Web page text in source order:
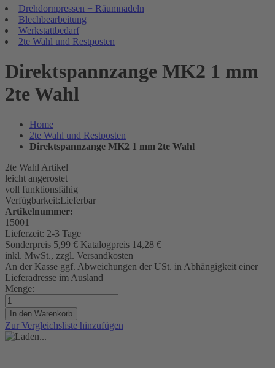
Drehdornpressen + Räumnadeln
Blechbearbeitung
Werkstattbedarf
2te Wahl und Restposten
Direktspannzange MK2 1 mm
2te Wahl
Home
2te Wahl und Restposten
Direktspannzange MK2 1 mm 2te Wahl
2te Wahl Artikel
leicht angerostet
voll funktionsfähig
Verfügbarkeit:Lieferbar
Artikelnummer:
15001
Lieferzeit: 2-3 Tage
Sonderpreis 5,99 € Katalogpreis 14,28 €
inkl. MwSt., zzgl. Versandkosten
An der Kasse ggf. Abweichungen der USt. in Abhängigkeit einer
Lieferadresse im Ausland
Menge:
In den Warenkorb
Zur Vergleichsliste hinzufügen